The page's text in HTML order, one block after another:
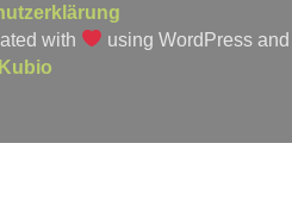
with
using WordPress and
Kubio